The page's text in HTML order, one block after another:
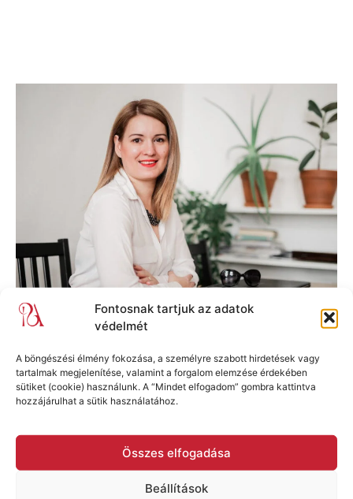
Fontosnak tartjuk az adatok
védelmét
A böngészési élmény fokozása, a személyre szabott hirdetések vagy
tartalmak megjelenítése, valamint a forgalom elemzése érdekében
sütiket (cookie) használunk. A “Mindet elfogadom” gombra kattintva
hozzájárulhat a sütik használatához.
Összes elfogadása
Beállítások
Az útmutatót készítette:
pénzügyi feminista, oktató és aPénzügyesAnyu
alapítója
Mire kapsz választ ebből a pénzügyi